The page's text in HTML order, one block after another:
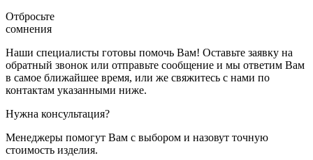
Отбросьте
сомнения
Наши специалисты готовы помочь Вам! Оставьте заявку на
обратный звонок или отправьте сообщение и мы ответим Вам
в самое ближайшее время, или же свяжитесь с нами по
контактам указанными ниже.
Нужна консультация?
Менеджеры помогут Вам с выбором и назовут точную
стоимость изделия.